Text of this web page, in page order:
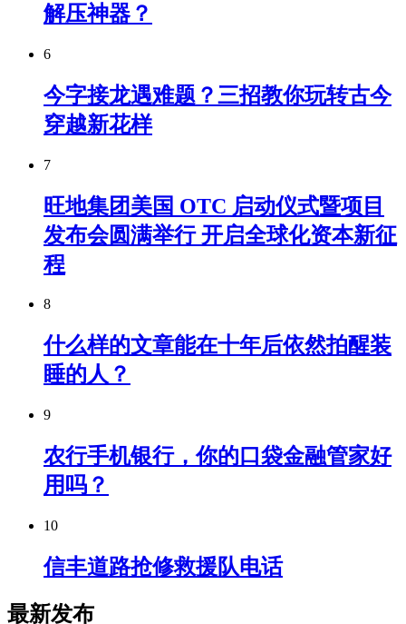
解压神器？
6
今字接龙遇难题？三招教你玩转古今
穿越新花样
7
旺地集团美国 OTC 启动仪式暨项目
发布会圆满举行 开启全球化资本新征
程
8
什么样的文章能在十年后依然拍醒装
睡的人？
9
农行手机银行，你的口袋金融管家好
用吗？
10
信丰道路抢修救援队电话
最新发布